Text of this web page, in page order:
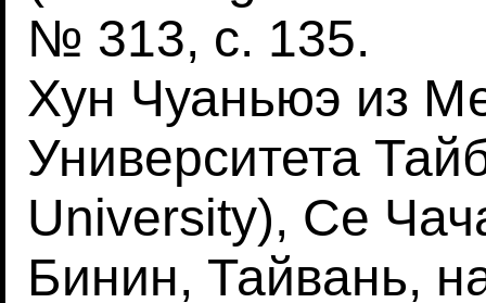
№ 313, с. 135.
Хун Чуаньюэ из
Университета
University), Се
Бинин, Тайвань,